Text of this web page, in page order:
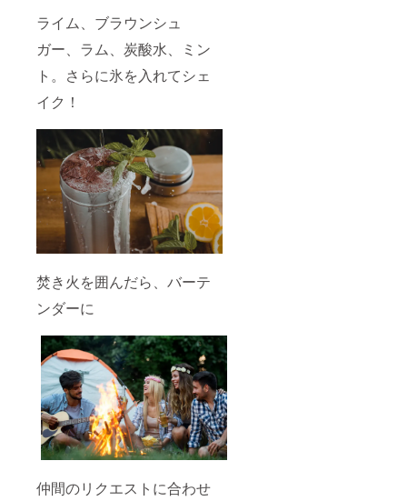
ライム、ブラウンシュ
ガー、ラム、炭酸水、ミン
ト。さらに氷を入れてシェ
イク！
焚き火を囲んだら、バーテ
ンダーに
仲間のリクエストに合わせ